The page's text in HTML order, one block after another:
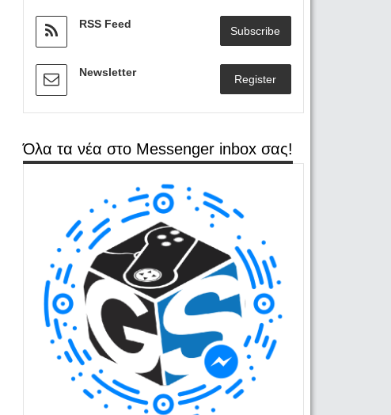
RSS Feed
Subscribe
Newsletter
Register
Όλα τα νέα στο Messenger inbox σας!